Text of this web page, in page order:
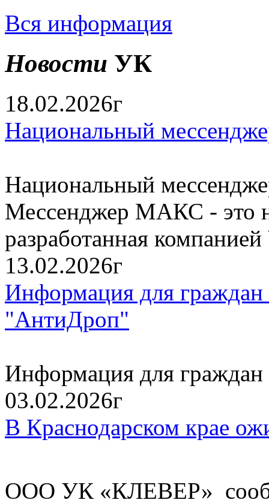
Вся информация
Новости УК
18.02.2026г
Национальный
Национальный
Мессенджер МАКС - это
разработанная
13.02.2026г
Информация для граждан
"АнтиДроп"
Информация для граждан
03.02.2026г
В Краснодарском крае
ООО УК «КЛЕВЕР»